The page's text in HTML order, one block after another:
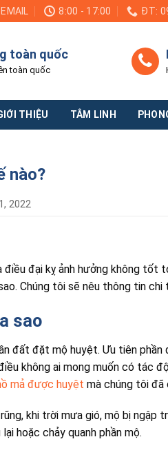
EMAIL 8:00 - 17:00 ĐT:
toàn quốc
toàn quốc
THIỆU TÂM LINH
nào?
2022
đại kỵ ảnh hưởng không tốt
Chúng tôi sẽ nêu thông tin
sao
đất đặt mộ huyệt. Ưu tiên
không ai mong muốn có tác
mả được huyệt mà chúng tôi đã
khi trời mưa gió, mộ bị ngập
hoặc chảy quanh phần mộ.